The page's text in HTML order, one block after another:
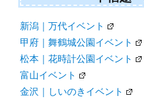
新潟｜万代イベント
甲府｜舞鶴城公園イベント
松本｜花時計公園イベント
富山イベント
金沢｜しいのきイベント